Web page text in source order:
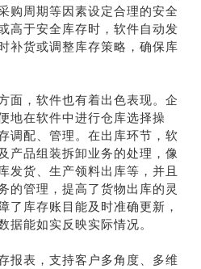
购周期等因素设定合理的安全
高于安全库存时，软件自动发
补货或调整库存策略，确保库
面，软件也有着出色表现。企
地在软件中进行仓库选择操
调配、管理。在出库环节，软
产品组装拆卸业务的处理，像
发货、生产领料出库等，并且
的管理，提高了货物出库的灵
了库存账目能及时准确更新，
据能如实反映实际情况。
报表，支持客户多角度、多维